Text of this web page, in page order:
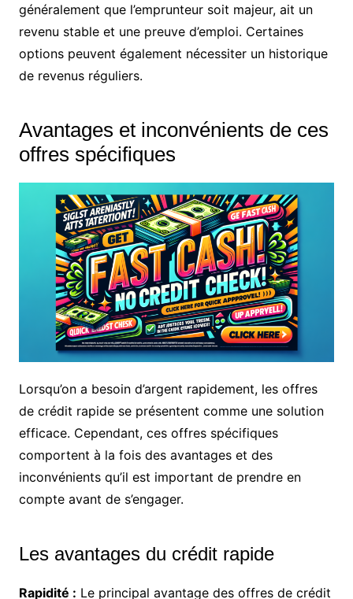
généralement que l’emprunteur soit majeur, ait un
revenu stable et une preuve d’emploi. Certaines
options peuvent également nécessiter un historique
de revenus réguliers.
Avantages et inconvénients de ces
offres spécifiques
Lorsqu’on a besoin d’argent rapidement, les offres
de crédit rapide se présentent comme une solution
efficace. Cependant, ces offres spécifiques
comportent à la fois des avantages et des
inconvénients qu’il est important de prendre en
compte avant de s’engager.
Les avantages du crédit rapide
Rapidité : Le principal avantage des offres de crédit